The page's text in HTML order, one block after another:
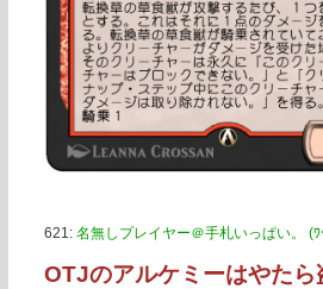
621: 名無しプレイヤー＠手札いっぱい。 (
OTJのアルケミーはやた